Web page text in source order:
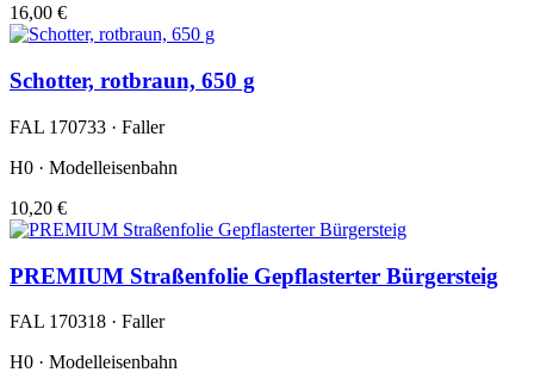
16,00 €
Schotter, rotbraun, 650 g
FAL 170733 · Faller
H0 · Modelleisenbahn
10,20 €
PREMIUM Straßenfolie Gepflasterter Bürgersteig
FAL 170318 · Faller
H0 · Modelleisenbahn